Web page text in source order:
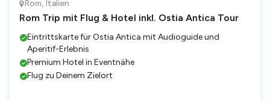
Rom, Italien
Rom Trip mit Flug & Hotel inkl. Ostia Antica Tour
Eintrittskarte für Ostia Antica mit Audioguide und
Aperitif-Erlebnis
Premium Hotel in Eventnähe
Flug zu Deinem Zielort